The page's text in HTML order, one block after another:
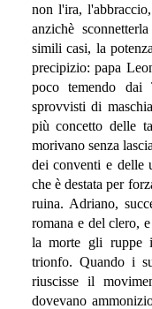
non l'ira,
anzichè
simili casi, la
precipizio: papa
poco temendo dai
sprovvisti di
più concetto delle
morivano senza
dei conventi e delle
che è destata per
ruina. Adriano,
romana e del clero,
la morte gli ruppe
trionfo. Quando i
riuscisse il
dovevano